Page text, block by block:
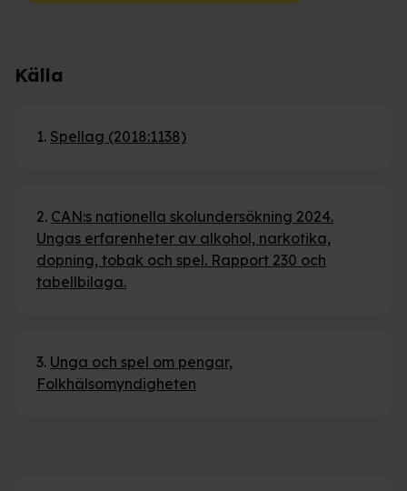
Källa
1. Spellag (2018:1138)
2. CAN:s nationella skolundersökning 2024.
Ungas erfarenheter av alkohol, narkotika,
dopning, tobak och spel. Rapport 230 och
tabellbilaga.
3. Unga och spel om pengar,
Folkhälsomyndigheten